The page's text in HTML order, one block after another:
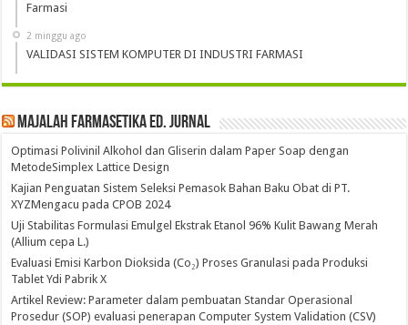
Farmasi
2 minggu ago
VALIDASI SISTEM KOMPUTER DI INDUSTRI FARMASI
Majalah Farmasetika Ed. Jurnal
Optimasi Polivinil Alkohol dan Gliserin dalam Paper Soap dengan
MetodeSimplex Lattice Design
Kajian Penguatan Sistem Seleksi Pemasok Bahan Baku Obat di PT.
XYZMengacu pada CPOB 2024
Uji Stabilitas Formulasi Emulgel Ekstrak Etanol 96% Kulit Bawang Merah
(Allium cepa L.)
Evaluasi Emisi Karbon Dioksida (Co₂) Proses Granulasi pada Produksi
Tablet Ydi Pabrik X
Artikel Review: Parameter dalam pembuatan Standar Operasional
Prosedur (SOP) evaluasi penerapan Computer System Validation (CSV)